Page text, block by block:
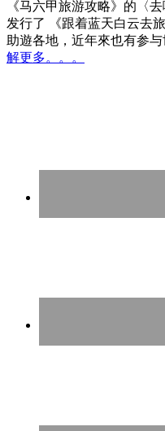
《马六甲旅游攻略》的〈
发行了 《跟着蓝天白云去
助遊各地，近年來也有参
解更多。。。